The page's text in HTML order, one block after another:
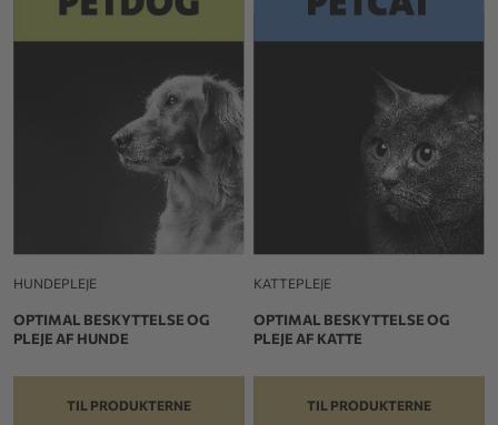
HUNDEPLEJE
OPTIMAL BESKYTTELSE OG
PLEJE AF HUNDE
TIL PRODUKTERNE
KATTEPLEJE
OPTIMAL BESKYTTELSE OG
PLEJE AF KATTE
TIL PRODUKTERNE